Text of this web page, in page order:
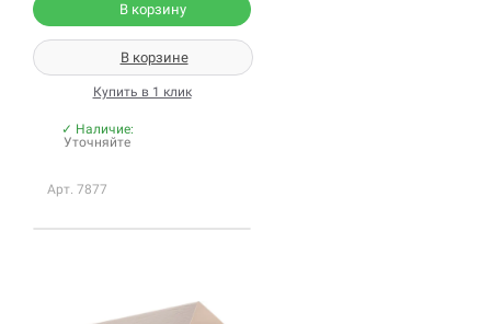
В корзину
В корзине
Купить в 1 клик
✓ Наличие:
Уточняйте
Арт. 7877